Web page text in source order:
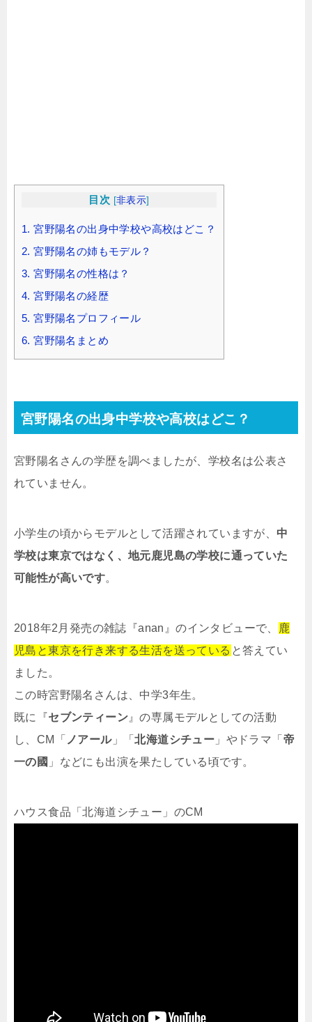
目次 [非表示]
1. 宮野陽名の出身中学校や高校はどこ？
2. 宮野陽名の姉もモデル？
3. 宮野陽名の性格は？
4. 宮野陽名の経歴
5. 宮野陽名プロフィール
6. 宮野陽名まとめ
宮野陽名の出身中学校や高校はどこ？
宮野陽名さんの学歴を調べましたが、学校名は公表さ
れていません。
小学生の頃からモデルとして活躍されていますが、 中
学校は東京ではなく、地元鹿児島の学校に通っていた
可能性が高いです。
2018年2月発売の雑誌『anan』のインタビューで、
鹿
児島と東京を行き来する生活を送っている と答えてい
ました。
この時宮野陽名さんは、中学3年生。
既に『セブンティーン 』の専属モデルとしての活動
し、CM「 ノアール」「北海道シチュー 」やドラマ「 帝
一の國 」などにも出演を果たしている頃です。
ハウス食品「北海道シチュー」のCM